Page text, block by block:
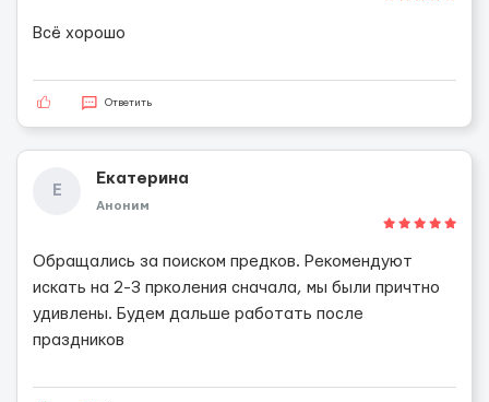
Всё хорошо
Ответить
Е
Екатерина
Аноним
Обращались за поиском предков. Рекомендуют
искать на 2-3 прколения сначала, мы были причтно
удивлены. Будем дальше работать после
праздников